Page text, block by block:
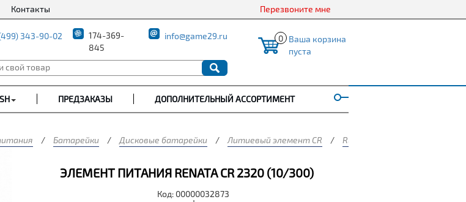
Контакты Перезвоните мне
343-90-02
174-369-
845
info@game29.ru 0 Ваша корзина
пуста
ПРЕДЗАКАЗЫ ДОПОЛНИТЕЛЬНЫЙ АССОРТИМЕНТ
/ Батарейки / Дисковые батарейки / Литиевый элемент CR / RENATA
ЭЛЕМЕНТ ПИТАНИЯ RENATA CR 2320 (10/300)
Код: 00000032873